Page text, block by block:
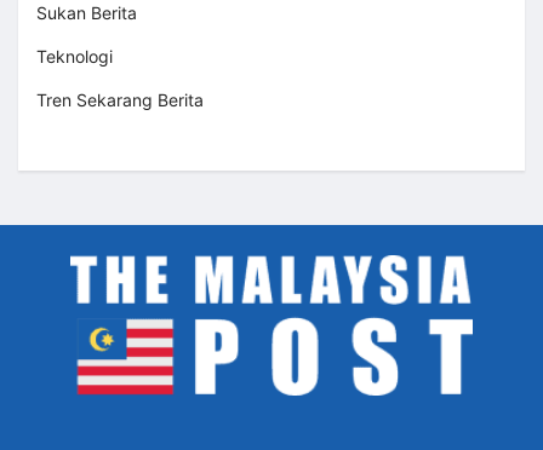
Sukan Berita
Teknologi
Tren Sekarang Berita